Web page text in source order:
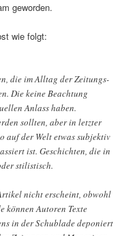
geworden.
wie folgt:
die im Alltag der Zeitungs-
Die keine Beachtung
Anlass haben.
sollten, aber in letzter
auf der Welt etwas subjektiv
ist. Geschichten, die in
stilistisch.
nicht erscheint, obwohl
können Autoren Texte
in der Schublade deponiert